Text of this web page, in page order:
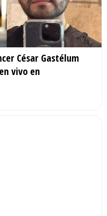
César Gastélum
vivo en